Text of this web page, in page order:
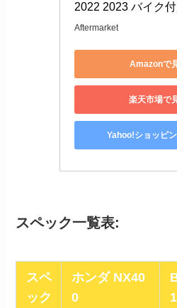
2022 2023 バイク
Aftermarket
Amazonで
楽天市場で
Yahoo!ショッピ
スペック一覧表:
スペ
ック
ホンダ NX40
0